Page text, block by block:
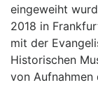
eingeweiht
2018 in
mit der
Historischen
von Aufnahmen